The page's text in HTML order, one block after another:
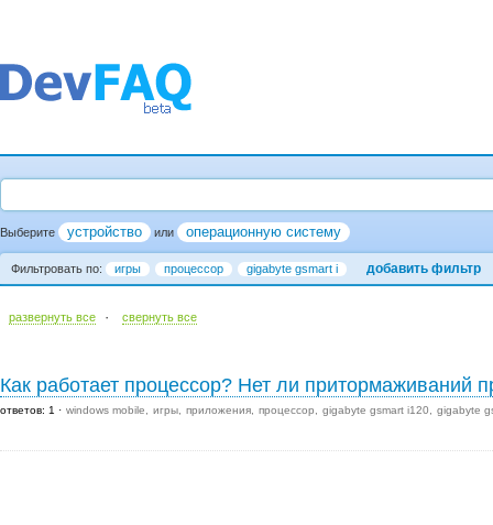
Выберите устройство или операционную систему
Фильтровать по: игры процессор gigabyte gsmart i добавить фильтр
развернуть все · cвернуть все
Как работает процессор? Нет ли притормаживаний
ответов: 1 windows mobile игры приложения процессор gigabyte gsmart i120 gigabyte